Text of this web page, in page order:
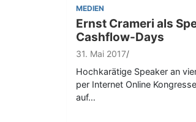
MEDIEN
Ernst Crameri als
Cashflow-Days
31. Mai 2017
Hochkarätige Speaker an
per Internet Online
auf…